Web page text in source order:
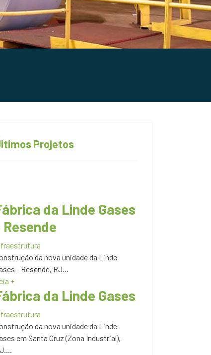
Projetos
da Linde Gases
Resende
da nova unidade da Linde
- Resende, RJ...
+
da Linde Gases
da nova unidade da Linde
em Santa Cruz (Zona Industrial),